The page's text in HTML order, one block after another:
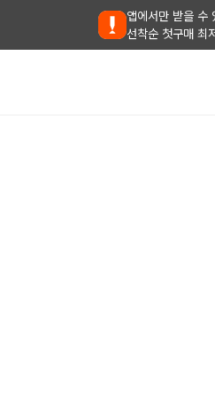
앱에서만 받을 수
선착순 첫구매 최